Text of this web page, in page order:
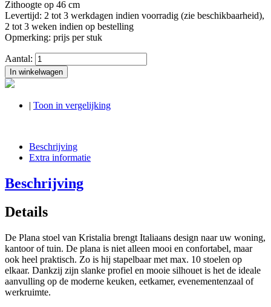
Zithoogte op 46 cm
Levertijd: 2 tot 3 werkdagen indien voorradig (zie beschikbaarheid),
2 tot 3 weken indien op bestelling
Opmerking: prijs per stuk
Aantal:
In winkelwagen
| Toon in vergelijking
Beschrijving
Extra informatie
Beschrijving
Details
De Plana stoel van Kristalia brengt Italiaans design naar uw woning,
kantoor of tuin. De plana is niet alleen mooi en confortabel, maar
ook heel praktisch. Zo is hij stapelbaar met max. 10 stoelen op
elkaar. Dankzij zijn slanke profiel en mooie silhouet is het de ideale
aanvulling op de moderne keuken, eetkamer, evenementenzaal of
werkruimte.